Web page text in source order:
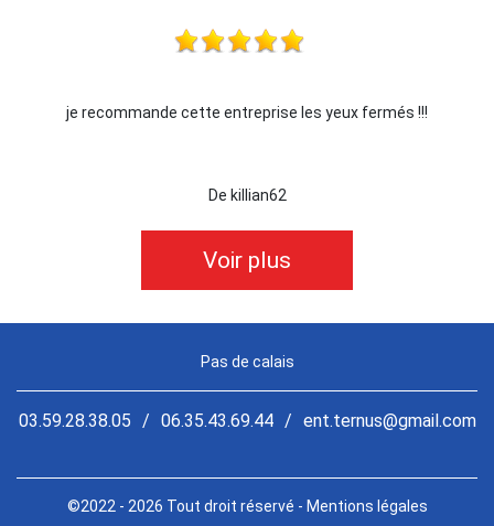
je recommande cette entreprise les yeux fermés !!!
De killian62
Voir plus
Pas de calais
03.59.28.38.05 / 06.35.43.69.44 / ent.ternus@gmail.com
©2022 - 2026 Tout droit réservé - Mentions légales